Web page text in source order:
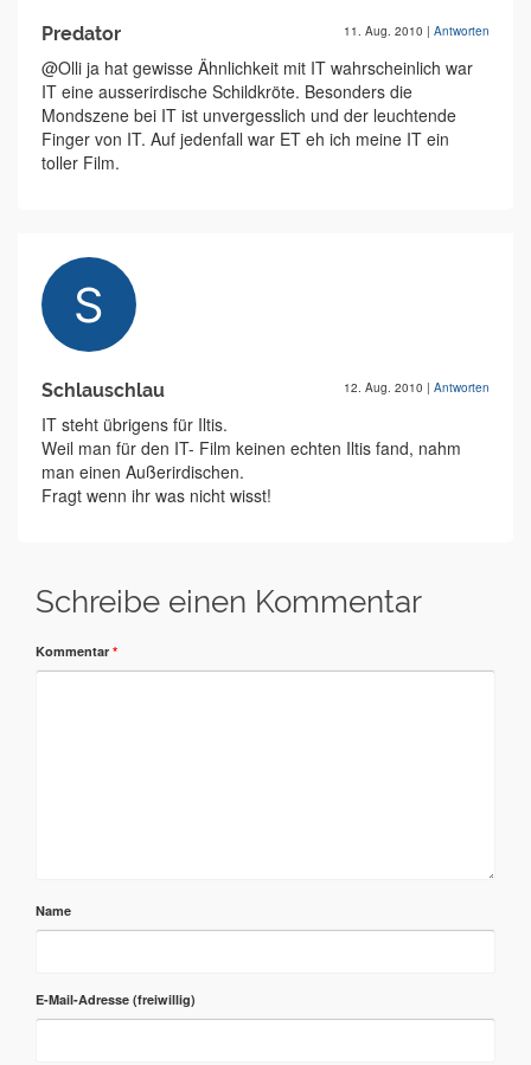
Predator 11. Aug. 2010 | Antworten
@Olli ja hat gewisse Ähnlichkeit mit IT wahrscheinlich war
IT eine ausserirdische Schildkröte. Besonders die
Mondszene bei IT ist unvergesslich und der leuchtende
Finger von IT. Auf jedenfall war ET eh ich meine IT ein
toller Film.
Schlauschlau 12. Aug. 2010 | Antworten
IT steht übrigens für Iltis.
Weil man für den IT- Film keinen echten Iltis fand, nahm
man einen Außerirdischen.
Fragt wenn ihr was nicht wisst!
Schreibe einen Kommentar
Kommentar *
Name
E-Mail-Adresse